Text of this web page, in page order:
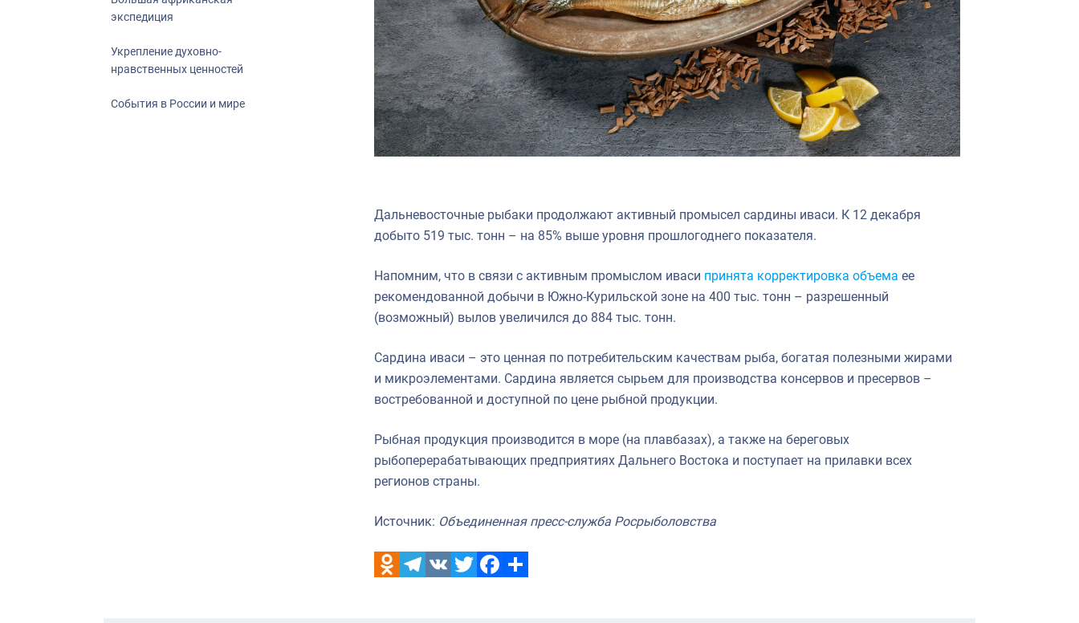
экспедиция
Укрепление духовно-
нравственных ценностей
События в России и мире
Дальневосточные рыбаки продолжают активный промысел сардины иваси. К 12 декабря
добыто 519 тыс. тонн – на 85% выше уровня прошлогоднего показателя.
Напомним, что в связи с активным промыслом иваси принята корректировка объема ее
рекомендованной добычи в Южно-Курильской зоне на 400 тыс. тонн – разрешенный
(возможный) вылов увеличился до 884 тыс. тонн.
Сардина иваси – это ценная по потребительским качествам рыба, богатая полезными жирами
и микроэлементами. Сардина является сырьем для производства консервов и пресервов –
востребованной и доступной по цене рыбной продукции.
Рыбная продукция производится в море (на плавбазах), а также на береговых
рыбоперерабатывающих предприятиях Дальнего Востока и поступает на прилавки всех
регионов страны.
Источник: Объединенная пресс-служба Росрыболовства